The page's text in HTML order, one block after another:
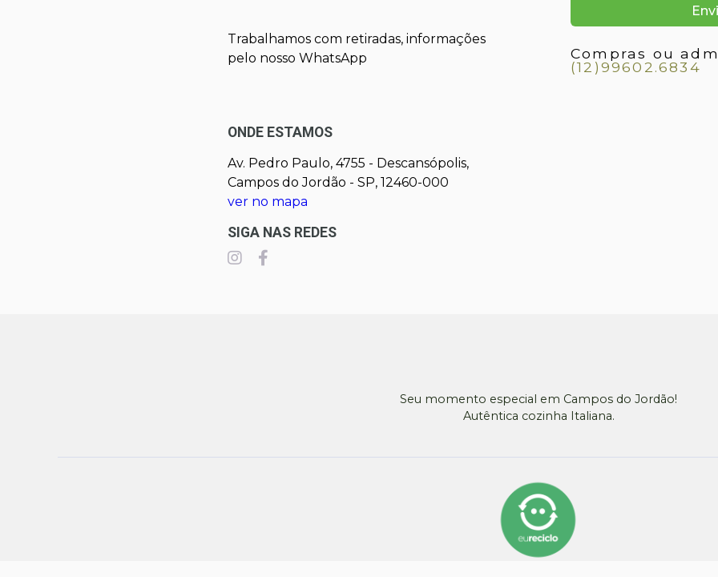
Trabalhamos com retiradas, informações
pelo nosso WhatsApp
ONDE ESTAMOS
Av. Pedro Paulo, 4755 - Descansópolis,
Campos do Jordão - SP, 12460-000
ver no mapa
SIGA NAS REDES
Compras ou
(12)99602.6834
Seu momento especial em Campos do Jordão!
Autêntica cozinha Italiana.